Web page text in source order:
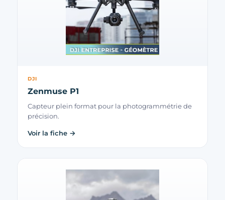
DJI
Zenmuse P1
Capteur plein format pour la photogrammétrie de
précision.
Voir la fiche →